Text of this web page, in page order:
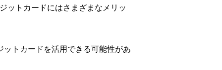
ットカードにはさまざまなメリッ
トカードを活用できる可能性があ